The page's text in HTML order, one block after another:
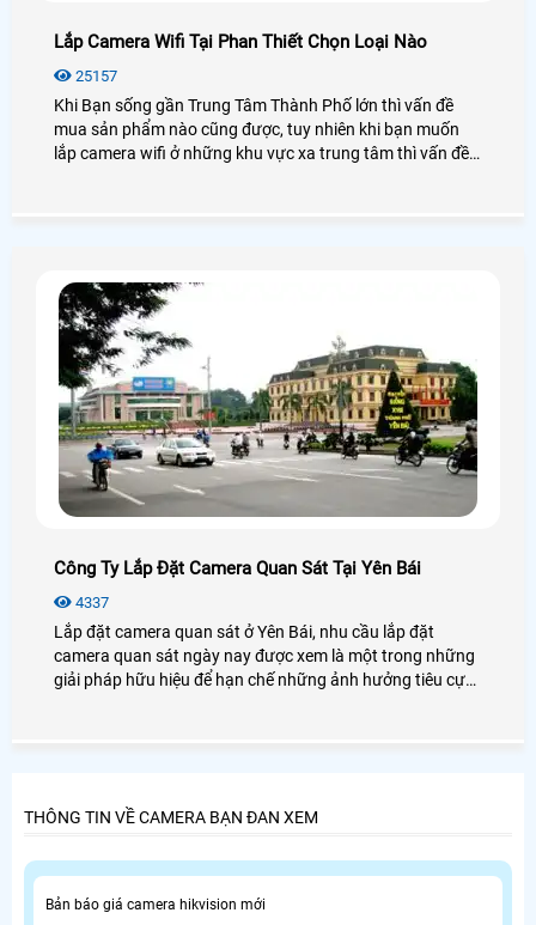
Lắp Camera Wifi Tại Phan Thiết Chọn Loại Nào
25157
Khi Bạn sống gần Trung Tâm Thành Phố lớn thì vấn đề
mua sản phẩm nào cũng được, tuy nhiên khi bạn muốn
lắp camera wifi ở những khu vực xa trung tâm thì vấn đề
Công Ty Lắp Đặt Camera Quan Sát Tại Yên Bái
4337
Lắp đặt camera quan sát ở Yên Bái, nhu cầu lắp đặt
camera quan sát ngày nay được xem là một trong những
giải pháp hữu hiệu để hạn chế những ảnh hưởng tiêu cực
quý khách hàng được hài lòng và có thể hoàn toàn yên
THÔNG TIN VỀ CAMERA BẠN ĐAN XEM
Bản báo giá camera hikvision mới